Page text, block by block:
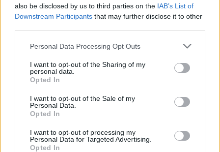
also be disclosed by us to third parties on the IAB’s List of
Downstream Participants that may further disclose it to other
Personal Data Processing Opt Outs
I want to opt-out of the Sharing of my
personal data.
Opted In
I want to opt-out of the Sale of my
Personal Data.
Opted In
I want to opt-out of processing my
Personal Data for Targeted Advertising.
Opted In
Lietuvos diena
00:00:57
Savaitės vidurys nusimato karštas: temperatūra kils iki
Žinios | Orai
00:00:59
Nufilmavo, kaip patvino Vilniaus Vakarinis aplinkkelis:
vaizdas pribloškia
Žinios | Lietuvos diena